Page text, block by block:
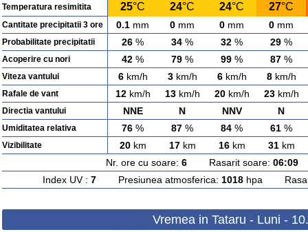
Temperatura resimitita 25°C 24°C 24°C 27°C
Cantitate precipitatii 3 ore 0.1 mm 0 mm 0 mm 0 mm
Probabilitate precipitatii 26 % 34 % 32 % 29 %
Acoperire cu nori 42 % 79 % 99 % 87 %
Viteza vantului 6km/h 3km/h 6km/h 8km/h
Rafale de vant 12km/h 13km/h 20km/h 23km/h
Directia vantului NNE N NNV N
Umiditatea relativa 76 % 87 % 84 % 61 %
Vizibilitate 20km 17km 16km 31km
Nr. ore cu soare: 6Rasarit soare: 06:09
Index UV : 7Presiunea atmosferica: 1018hpa
Vremea in Tataru - Luni -